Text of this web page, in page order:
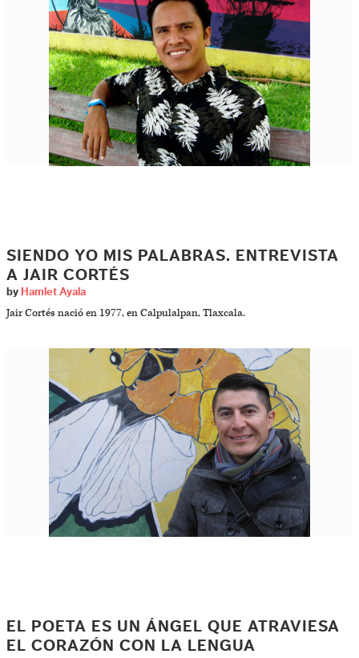
SIENDO YO MIS PALABRAS. ENTREVISTA
A JAIR CORTÉS
by Hamlet Ayala
Jair Cortés nació en 1977, en Calpulalpan, Tlaxcala.
EL POETA ES UN ÁNGEL QUE ATRAVIESA
EL CORAZÓN CON LA LENGUA